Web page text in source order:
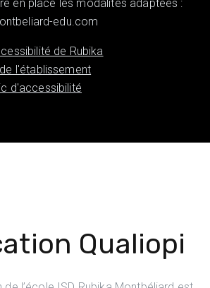
en place les modalités adaptées :
edu.com
de Rubika
l'établissement
d'accessibilité
Qualiopi